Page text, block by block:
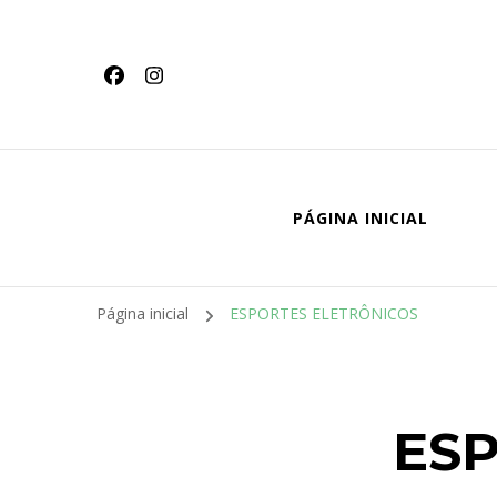
PÁGINA INICIAL
Página inicial ESPORTES ELETRÔNICOS